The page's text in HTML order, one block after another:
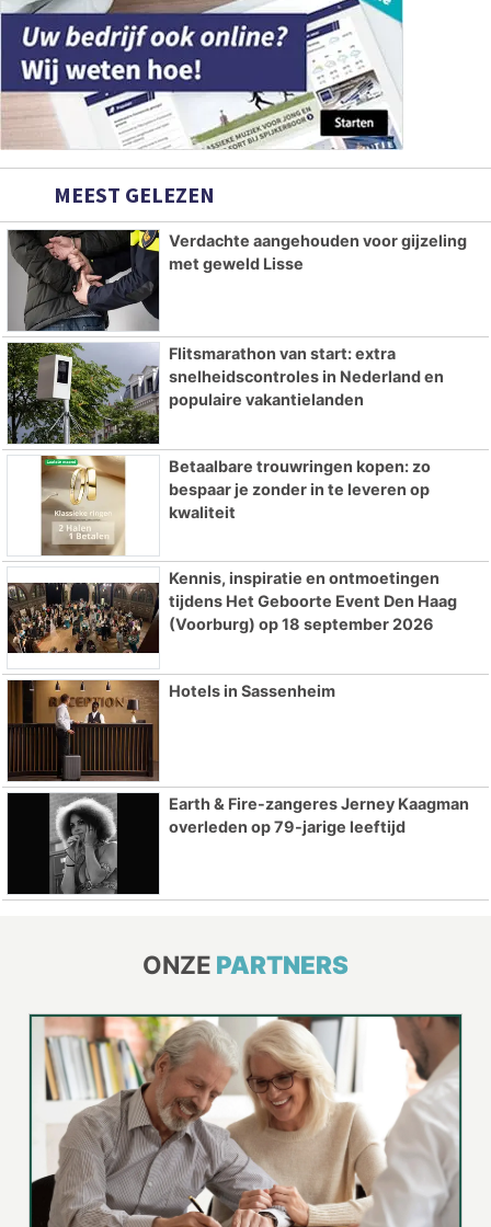
MEEST GELEZEN
Verdachte aangehouden voor gijzeling
met geweld Lisse
Flitsmarathon van start: extra
snelheidscontroles in Nederland en
populaire vakantielanden
Betaalbare trouwringen kopen: zo
bespaar je zonder in te leveren op
kwaliteit
Kennis, inspiratie en ontmoetingen
tijdens Het Geboorte Event Den Haag
(Voorburg) op 18 september 2026
Hotels in Sassenheim
Earth & Fire-zangeres Jerney Kaagman
overleden op 79-jarige leeftijd
ONZE PARTNERS